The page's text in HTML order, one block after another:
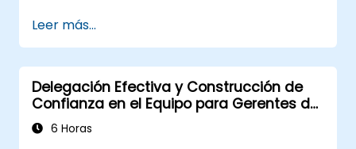
del equipo
Liderar con claridad bajo presión
Leer más...
Delegación Efectiva y Construcción de
Confianza en el Equipo para Gerentes de
Nivel Intermedio
6 Horas